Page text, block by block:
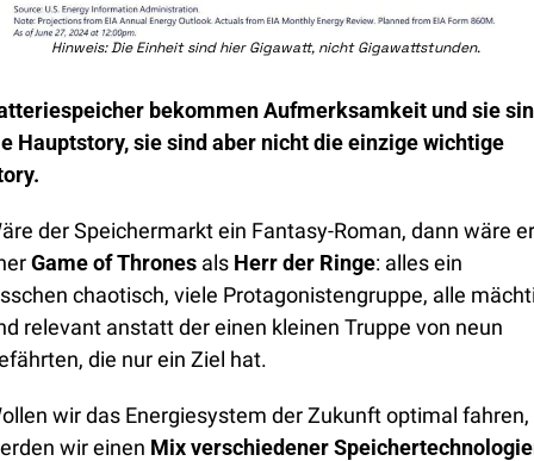
Hinweis: Die Einheit sind hier Gigawatt, nicht Gigawattstunden.
bekommen Aufmerksamkeit und sie
Hauptstory, sie sind aber nicht die einzige wichtige
der Speichermarkt ein Fantasy-Roman, dann wäre er
Game of Thrones als Herr der Ringe: alles ein
chaotisch, viele Protagonistengruppe, alle
relevant anstatt der einen kleinen Truppe von neun
die nur ein Ziel hat.
wir das Energiesystem der Zukunft optimal fahren,
wir einen Mix verschiedener